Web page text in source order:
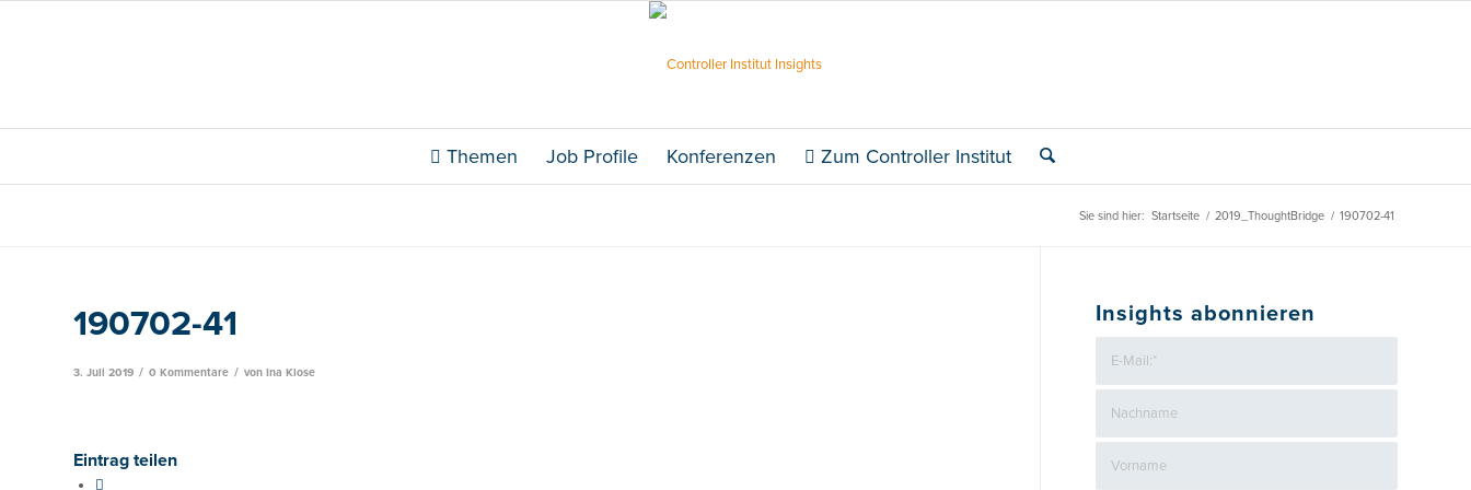
Themen Job Profile Konferenzen Zum Controller Institut
Sie sind hier: Startseite / 2019_ThoughtBridge / 190702-41
190702-41
3. Juli 2019 / 0 Kommentare / von Ina Klose
Eintrag teilen
Insights abonnieren